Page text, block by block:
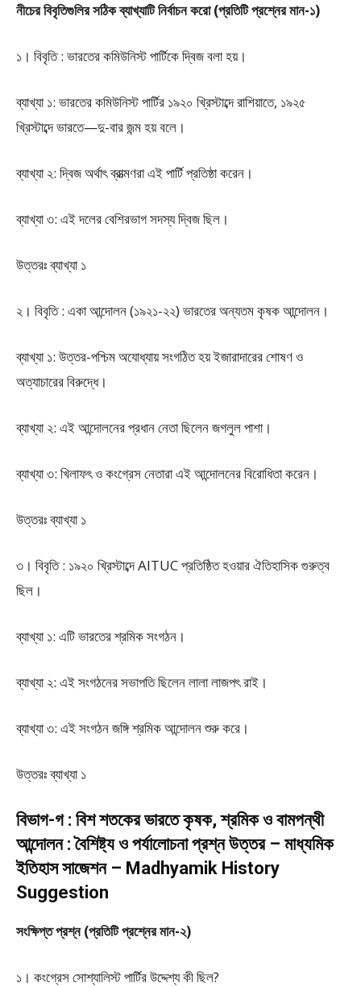
নীচের বিবৃতিগুলির সঠিক ব্যাখ্যাটি নির্বাচন করো (প্রতিটি প্রশ্নের মান-১)
১। বিবৃতি : ভারতের কমিউনিস্ট পার্টিকে দ্বিজ বলা হয়।
ব্যাখ্যা ১: ভারতের কমিউনিস্ট পার্টির ১৯২০ খ্রিস্টাব্দে রাশিয়াতে, ১৯২৫
খ্রিস্টাব্দে ভারতে—দু-বার জন্ম হয় বলে।
ব্যাখ্যা ২: দ্বিজ অর্থাৎ ব্রাত্মণরা এই পার্টি প্রতিষ্ঠা করেন।
ব্যাখ্যা ৩: এই দলের বেশিরভাগ সদস্য দ্বিজ ছিল।
উত্তরঃ ব্যাখ্যা ১
২। বিবৃতি : একা আন্দোলন (১৯২১-২২) ভারতের অন্যতম কৃষক আন্দোলন।
ব্যাখ্যা ১: উত্তর-পশ্চিম অযোধ্যায় সংগঠিত হয় ইজারাদারের শোষণ ও
অত্যাচারের বিরুদ্ধে।
ব্যাখ্যা ২: এই আন্দোলনের প্রধান নেতা ছিলেন জগলুল পাশা।
ব্যাখ্যা ৩: খিলাফৎ ও কংগ্রেস নেতারা এই আন্দোলনের বিরোধিতা করেন।
উত্তরঃ ব্যাখ্যা ১
৩। বিবৃতি : ১৯২০ খ্রিস্টাব্দে AITUC প্রতিষ্ঠিত হওয়ার ঐতিহাসিক গুরুত্ব
ছিল।
ব্যাখ্যা ১: এটি ভারতের শ্রমিক সংগঠন।
ব্যাখ্যা ২: এই সংগঠনের সভাপতি ছিলেন লালা লাজপৎ রাই।
ব্যাখ্যা ৩: এই সংগঠন জঙ্গি শ্রমিক আন্দোলন শুরু করে।
উত্তরঃ ব্যাখ্যা ১
বিভাগ-গ : বিশ শতকের ভারতে কৃষক, শ্রমিক ও বামপন্থী
আন্দোলন : বৈশিষ্ট্য ও পর্যালোচনা প্রশ্ন উত্তর – মাধ্যমিক
ইতিহাস সাজেশন – Madhyamik History
Suggestion
সংক্ষিপ্ত প্রশ্ন (প্রতিটি প্রশ্নের মান-২)
১। কংগ্রেস সোশ্যালিস্ট পার্টির উদ্দেশ্য কী ছিল?